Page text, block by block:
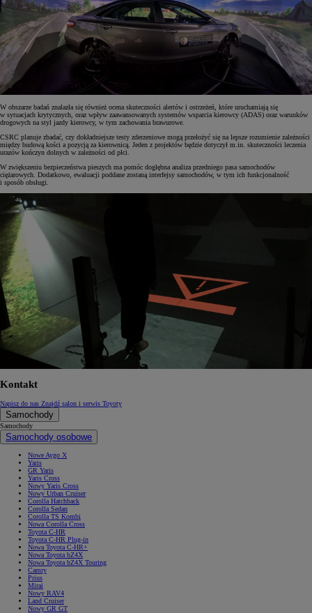
W obszarze badań znalazła się również ocena skuteczności alertów i ostrzeżeń, które uruchamiają się
w sytuacjach krytycznych, oraz wpływ zaawansowanych systemów wsparcia kierowcy (ADAS) oraz warunków
drogowych na styl jazdy kierowcy, w tym zachowania brawurowe.
CSRC planuje zbadać, czy dokładniejsze testy zderzeniowe mogą przełożyć się na lepsze rozumienie zależności
między budową kości a pozycją za kierownicą. Jeden z projektów będzie dotyczył m.in. skuteczności leczenia
urazów kończyn dolnych w zależności od płci.
W zwiększeniu bezpieczeństwa pieszych ma pomóc dogłębna analiza przedniego pasa samochodów
ciężarowych. Dodatkowo, ewaluacji poddane zostaną interfejsy samochodów, w tym ich funkcjonalność
i sposób obsługi.
Kontakt
Napisz do nas Znajdź salon i serwis Toyoty
Samochody
Samochody
Samochody osobowe
Nowe Aygo X
Yaris
GR Yaris
Yaris Cross
Nowy Yaris Cross
Nowy Urban Cruiser
Corolla Hatchback
Corolla Sedan
Corolla TS Kombi
Nowa Corolla Cross
Toyota C-HR
Toyota C-HR Plug-in
Nowa Toyota C-HR+
Nowa Toyota bZ4X
Nowa Toyota bZ4X Touring
Camry
Prius
Mirai
Nowy RAV4
Land Cruiser
Nowy GR GT